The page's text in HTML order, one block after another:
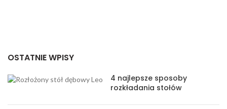
OSTATNIE WPISY
4 najlepsze sposoby
rozkładania stołów